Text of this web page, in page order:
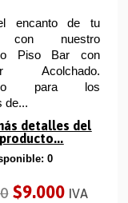
encanto de tu
con nuestro
Piso Bar con
Acolchado.
para los
de...
detalles del
producto...
0
$9.000 IVA